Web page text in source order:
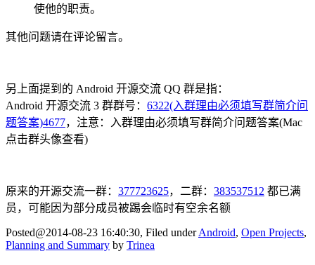
使他的职责。
其他问题请在评论留言。
另上面提到的 Android 开源交流 QQ 群是指：
Android 开源交流 3 群群号： 6322(入群理由必须填写群简介问
题答案)4677，注意：入群理由必须填写群简介问题答案(Mac
点击群头像查看)
原来的开源交流一群： 377723625，二群： 383537512 都已满
员，可能因为部分成员被踢会临时有空余名额
Posted@2014-08-23 16:40:30, Filed underAndroid, Open Projects,
Planning and Summary by Trinea